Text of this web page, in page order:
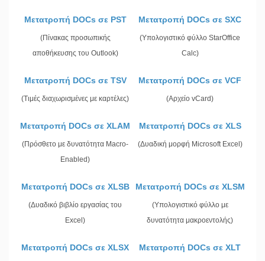
Μετατροπή DOCs σε PST
(Πίνακας προσωπικής
αποθήκευσης του Outlook)
Μετατροπή DOCs σε SXC
(Υπολογιστικό φύλλο StarOffice
Calc)
Μετατροπή DOCs σε TSV
(Τιμές διαχωρισμένες με καρτέλες)
Μετατροπή DOCs σε VCF
(Αρχείο vCard)
Μετατροπή DOCs σε XLAM
(Πρόσθετο με δυνατότητα Macro-
Enabled)
Μετατροπή DOCs σε XLS
(Δυαδική μορφή Microsoft Excel)
Μετατροπή DOCs σε XLSB
(Δυαδικό βιβλίο εργασίας του
Excel)
Μετατροπή DOCs σε XLSM
(Υπολογιστικό φύλλο με
δυνατότητα μακροεντολής)
Μετατροπή DOCs σε XLSX Μετατροπή DOCs σε XLT